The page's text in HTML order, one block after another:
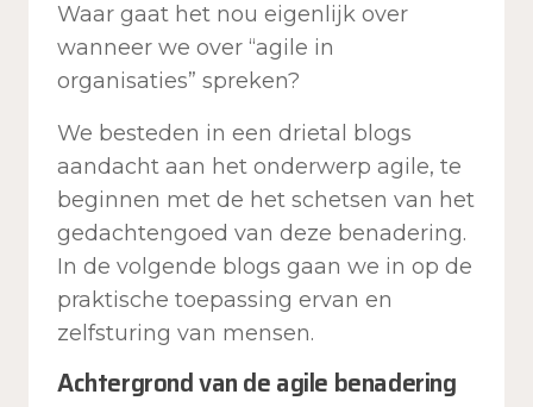
Waar gaat het nou eigenlijk over
wanneer we over “agile in
organisaties” spreken?
We besteden in een drietal blogs
aandacht aan het onderwerp agile, te
beginnen met de het schetsen van het
gedachtengoed van deze benadering.
In de volgende blogs gaan we in op de
praktische toepassing ervan en
zelfsturing van mensen.
Achtergrond van de agile benadering